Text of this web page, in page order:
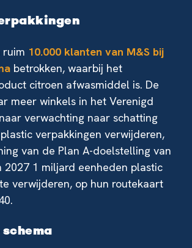
ruim 10.000 klanten van M&S bij
betrokken, waarbij het
citroen afwasmiddel is. De
meer winkels in het Verenigd
verwachting naar schatting
verpakkingen verwijderen,
van de Plan A-doelstelling van
2027 1 miljard eenheden plastic
verwijderen, op hun routekaart